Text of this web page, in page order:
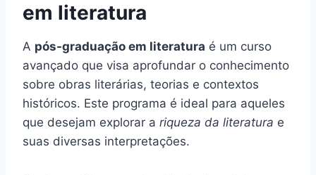
em literatura
A pós-graduação em literatura é um curso
avançado que visa aprofundar o conhecimento
sobre obras literárias, teorias e contextos
históricos. Este programa é ideal para aqueles
que desejam explorar a riqueza da literatura e
suas diversas interpretações.